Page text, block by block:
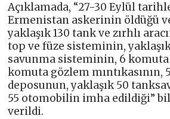
Açıklamada, “27-30 Eylül
Ermenistan askerinin öldüğü
yaklaşık 130 tank ve zırhlı
top ve füze sisteminin,
savunma sisteminin, 6
komuta gözlem
deposunun, yaklaşık 50
55 otomobilin imha edildiği”
verildi.